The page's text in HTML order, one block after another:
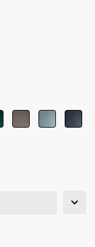
Butelkowa
Zieleń
Beżowy
44
70
17